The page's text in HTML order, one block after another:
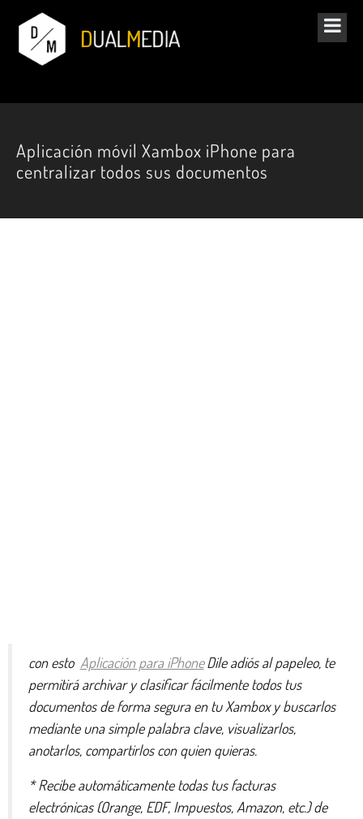
Aplicación móvil Xambox iPhone para
centralizar todos sus documentos
con esto Aplicación para iPhone Dile adiós al papeleo, te
permitirá archivar y clasificar fácilmente todos tus
documentos de forma segura en tu Xambox y buscarlos
mediante una simple palabra clave, visualizarlos,
anotarlos, compartirlos con quien quieras.
* Recibe automáticamente todas tus facturas
electrónicas (Orange, EDF, Impuestos, Amazon, etc.) de